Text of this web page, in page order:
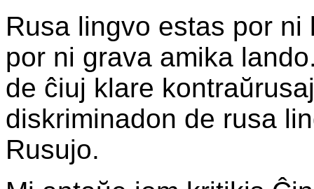
Rusa lingvo estas por
por ni grava amika
de ĉiuj klare
diskriminadon de rusa
Rusujo.